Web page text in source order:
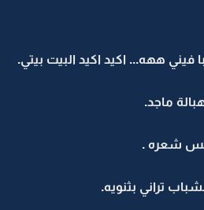
فيني ههه... اكيد اكيد البيت بيتي.
ماجد.
شعره .
تراني بثنويه.